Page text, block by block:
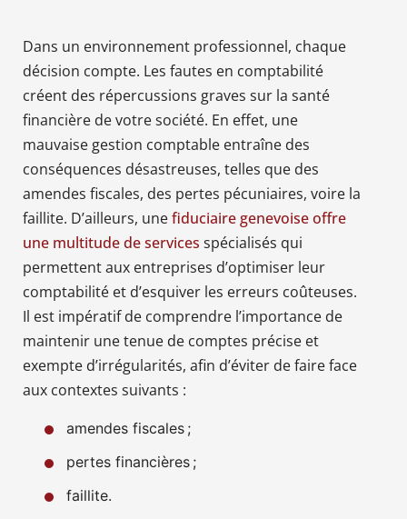
Dans un environnement professionnel, chaque
décision compte. Les fautes en comptabilité
créent des répercussions graves sur la santé
financière de votre société. En effet, une
mauvaise gestion comptable entraîne des
conséquences désastreuses, telles que des
amendes fiscales, des pertes pécuniaires, voire la
faillite. D’ailleurs, unefiduciaire genevoise offre
une multitude de services spécialisés qui
permettent aux entreprises d’optimiser leur
comptabilité et d’esquiver les erreurs coûteuses.
Il est impératif de comprendre l’importance de
maintenir une tenue de comptes précise et
exempte d’irrégularités, afin d’éviter de faire face
aux contextes suivants :
amendes fiscales ;
pertes financières ;
faillite.